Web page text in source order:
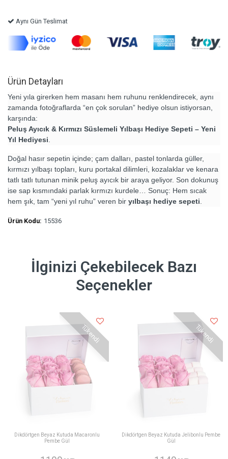
Aynı Gün Teslimat
Ürün Detayları
Yeni yıla girerken hem masanı hem ruhunu renklendirecek, aynı
zamanda fotoğraflarda “en çok sorulan” hediye olsun istiyorsan,
karşında:
Peluş Ayıcık & Kırmızı Süslemeli Yılbaşı Hediye Sepeti – Yeni
Yıl Hediyesi.
Doğal hasır sepetin içinde; çam dalları, pastel tonlarda güller,
kırmızı yılbaşı topları, kuru portakal dilimleri, kozalaklar ve kenara
tatlı tatlı tutunan minik peluş ayıcık bir araya geliyor. Son dokunuş
ise sap kısmındaki parlak kırmızı kurdele… Sonuç: Hem sıcak
hem şık, tam “yeni yıl ruhu” veren bir yılbaşı hediye sepeti.
Ürün Kodu: 15536
İlginizi Çekebilecek Bazı
Seçenekler
Tükendi
Dikdörtgen Beyaz Kutuda Macaronlu
Pembe Gül
Tükendi
Dikdörtgen Beyaz Kutuda Jelibonlu Pembe
Gül